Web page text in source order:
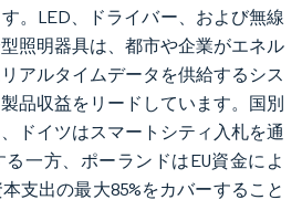
。LED、ドライバー、および無線
照明器具は、都市や企業がエネル
アルタイムデータを供給するシス
品収益をリードしています。国別
ドイツはスマートシティ入札を通
一方、ポーランドはEU資金によ
支出の最大85%をカバーすること